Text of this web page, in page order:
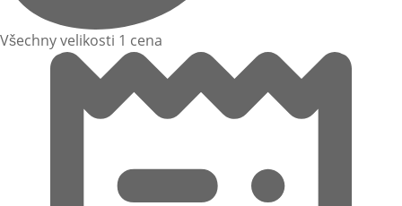
Všechny velikosti 1 cena